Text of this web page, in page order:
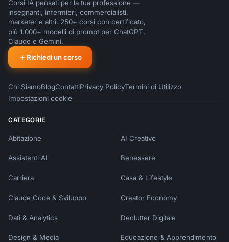
Corsi IA pensati per la tua professione —
insegnanti, infermieri, commercialisti,
marketer e altri. 250+ corsi con certificato,
più 1.000+ modelli di prompt per ChatGPT,
Claude e Gemini.
Richiedi un corso
Chi SiamoBlogContattiPrivacy PolicyTermini di Utilizzo
Impostazioni cookie
CATEGORIE
Abitazione AI Creativo
Assistenti AI Benessere
Carriera Casa & Lifestyle
Claude Code & Sviluppo Creator Economy
Dati & Analytics Declutter Digitale
Design & Media Educazione & Apprendimento